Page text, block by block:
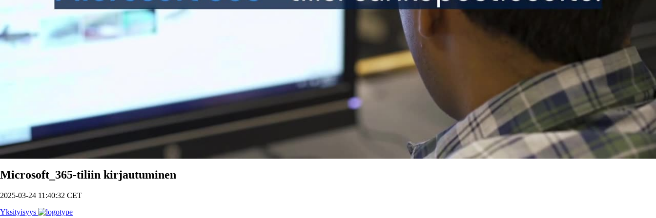
Microsoft_365-tiliin kirjautuminen
2025-03-24 11:40:32 CET
Yksityisyys